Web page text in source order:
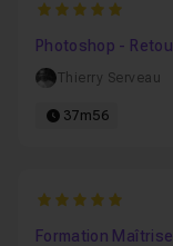
5
Photoshop -
Thierry Serveau
37m56
5
Formation